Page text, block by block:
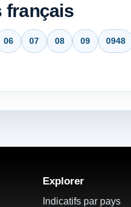
français
06 07 08 09 0948
Explorer
Indicatifs par pays